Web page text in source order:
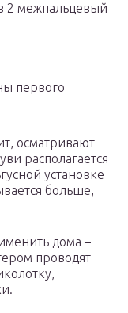
2 межпальцевый
первого
осматривают
располагается
установке
больше,
дома –
проводят